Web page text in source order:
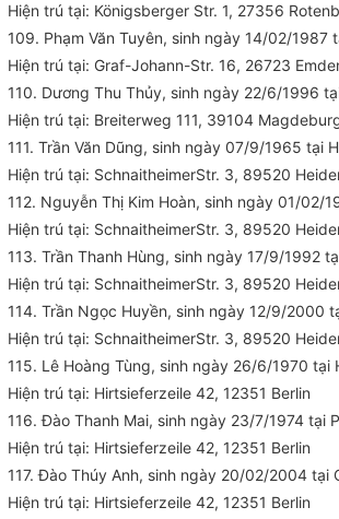
Hiện trú tại: Königsberger Str. 1, 27356
109. Phạm Văn Tuyên, sinh ngày 14/02/1987
Hiện trú tại: Graf-Johann-Str. 16, 26723
110. Dương Thu Thủy, sinh ngày 22/6/1996
Hiện trú tại: Breiterweg 111, 39104
111. Trần Văn Dũng, sinh ngày 07/9/1965 tại
Hiện trú tại: SchnaitheimerStr. 3, 89520
112. Nguyễn Thị Kim Hoàn, sinh ngày 01/02/
Hiện trú tại: SchnaitheimerStr. 3, 89520
113. Trần Thanh Hùng, sinh ngày 17/9/1992
Hiện trú tại: SchnaitheimerStr. 3, 89520
114. Trần Ngọc Huyền, sinh ngày 12/9/2000
Hiện trú tại: SchnaitheimerStr. 3, 89520
115. Lê Hoàng Tùng, sinh ngày 26/6/1970 tại
Hiện trú tại: Hirtsieferzeile 42, 12351 Berlin
116. Đào Thanh Mai, sinh ngày 23/7/1974 tại
Hiện trú tại: Hirtsieferzeile 42, 12351 Berlin
117. Đào Thúy Anh, sinh ngày 20/02/2004 tại
Hiện trú tại: Hirtsieferzeile 42, 12351 Berlin